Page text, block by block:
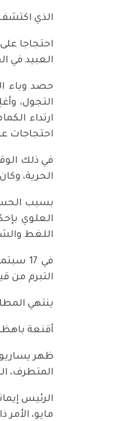
الذي
احتجاجا
العبيد في
التجول،
احتجاجات
في ذلك
الحرية،
بسبب
العلوي
اللغط
التبرم من
ينتهي
أقنعة
ظهر
المتطرف،
الرئيس
مايو،